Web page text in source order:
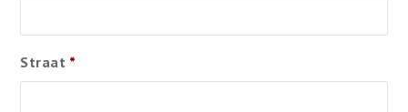
Straat *